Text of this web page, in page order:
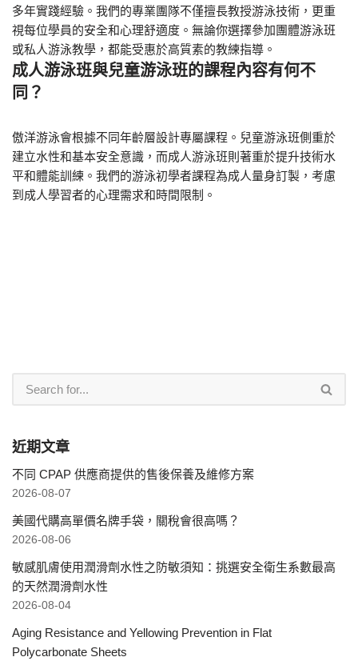
多年實踐經驗。我們的專業團隊不僅擅長教授游泳技術，更重
視每位學員的安全和心理舒適度。無論你選擇參加團體游泳班
或私人游泳教學，都能受惠於高質素的教練指導。
成人游泳班與兒童游泳班的課程內容有何不
同？
傲洋游泳會根據不同年齡層設計專屬課程。兒童游泳班側重於
建立水性和基本安全意識，而成人游泳班則著重於提升技術水
平和體能訓練。我們的游泳初學者課程為成人量身訂製，考慮
到成人學習者的心理需求和時間限制。
近期文章
不同 CPAP 供應商提供的售後保養及維修方案
2026-08-07
美國代購高單價名牌手袋，關稅會很高嗎？
2026-08-06
敏感肌膚使用潤滑劑水性之防敏須知：挑選安全衛生系數最高
的天然潤滑劑水性
2026-08-04
Aging Resistance and Yellowing Prevention in Flat
Polycarbonate Sheets